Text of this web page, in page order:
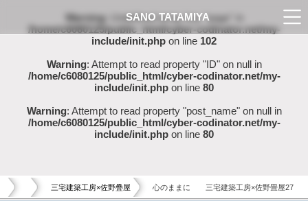
Warning: Undefined array key "page" in
/home/c6080125/public_html/cyber-codinator.net/my-
include/init.php on line 102
Warning: Attempt to read property "ID" on null in
/home/c6080125/public_html/cyber-codinator.net/my-
include/init.php on line 80
Warning: Attempt to read property "post_name" on null in
/home/c6080125/public_html/cyber-codinator.net/my-
include/init.php on line 80
三宅建築工房×佐野疊屋 心のままに 三宅建築工房×佐野畳屋27
SANO TATAMIYA